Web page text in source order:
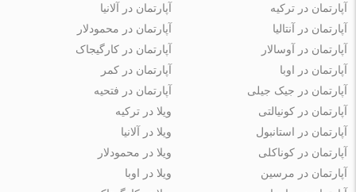
آپارتمان در ترکیه
آپارتمان در آنتالیا
آپارتمان در آوسالار
آپارتمان در اوبا
آپارتمان در جیک جیلی
آپارتمان در آلانیا
آپارتمان در محمودلار
آپارتمان در کارگیجاک
آپارتمان در کمر
آپارتمان در فتحیه
آپارتمان در کونیالتی
آپارتمان در استانبول
آپارتمان در کوناکلی
آپارتمان در مرسین
ویلا در ترکیه
ویلا در آلانیا
ویلا در محمودلار
ویلا در اوبا